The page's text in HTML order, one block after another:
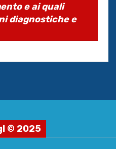
e ai quali
diagnostiche e
© 2025